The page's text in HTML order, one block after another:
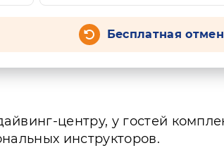
Бесплатная
центру, у гостей
инструкторов.